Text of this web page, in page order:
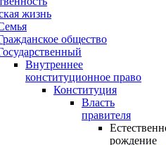
жизнь
общество
Внутреннее
конституционное право
Конституция
Власть
правителя
рождение